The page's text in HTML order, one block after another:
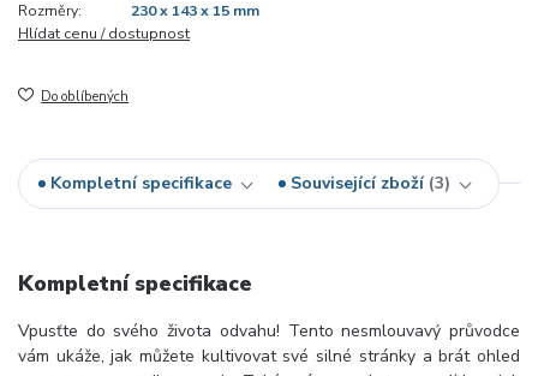
Rozměry:
230 x 143 x 15 mm
Hlídat cenu / dostupnost
Do oblíbených
Kompletní specifikace Související zboží 3
Kompletní specifikace
Vpusťte do svého života odvahu! Tento nesmlouvavý průvodce
vám ukáže, jak můžete kultivovat své silné stránky a brát ohled